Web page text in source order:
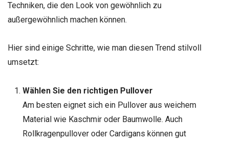
Techniken, die den Look von gewöhnlich zu
außergewöhnlich machen können.
Hier sind einige Schritte, wie man diesen Trend stilvoll
umsetzt:
Wählen Sie den richtigen Pullover
Am besten eignet sich ein Pullover aus weichem
Material wie Kaschmir oder Baumwolle. Auch
Rollkragenpullover oder Cardigans können gut